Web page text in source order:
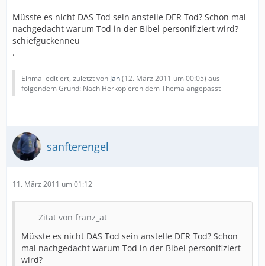
Müsste es nicht DAS Tod sein anstelle DER Tod? Schon mal
nachgedacht warum Tod in der Bibel personifiziert wird?
schiefguckenneu
.
Einmal editiert, zuletzt von Jan(12. März 2011 um 00:05) aus
folgendem Grund: Nach Herkopieren dem Thema angepasst
sanfterengel
11. März 2011 um 01:12
Zitat von franz_at
Müsste es nicht DAS Tod sein anstelle DER Tod? Schon
mal nachgedacht warum Tod in der Bibel personifiziert
wird?